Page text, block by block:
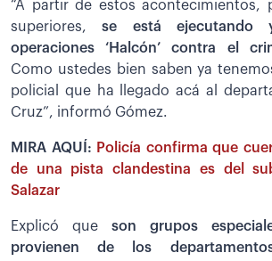
“A partir de estos acontecimientos,
superiores, se está ejecutando
operaciones ‘Halcón’ contra el
Como ustedes bien saben ya
policial que ha llegado acá al
Cruz”, informó Gómez.
MIRA AQUÍ: Policía confirma que
de una pista clandestina es del
Salazar
Explicó que son grupos
provienen de los